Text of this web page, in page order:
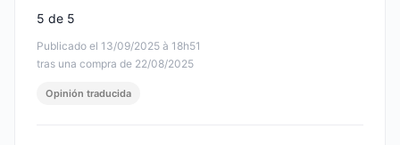
Publicado el 13/09/2025 à 18h51
tras una compra de 22/08/2025
5 de 5
Opinión traducida